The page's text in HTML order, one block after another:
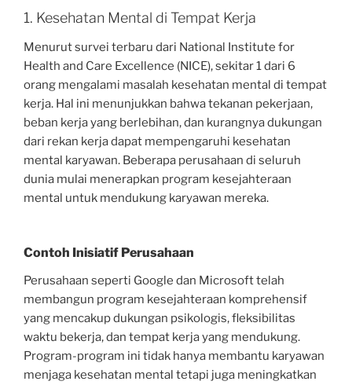
1. Kesehatan Mental di Tempat Kerja
Menurut survei terbaru dari National Institute for
Health and Care Excellence (NICE), sekitar 1 dari 6
orang mengalami masalah kesehatan mental di tempat
kerja. Hal ini menunjukkan bahwa tekanan pekerjaan,
beban kerja yang berlebihan, dan kurangnya dukungan
dari rekan kerja dapat mempengaruhi kesehatan
mental karyawan. Beberapa perusahaan di seluruh
dunia mulai menerapkan program kesejahteraan
mental untuk mendukung karyawan mereka.
Contoh Inisiatif Perusahaan
Perusahaan seperti Google dan Microsoft telah
membangun program kesejahteraan komprehensif
yang mencakup dukungan psikologis, fleksibilitas
waktu bekerja, dan tempat kerja yang mendukung.
Program-program ini tidak hanya membantu karyawan
menjaga kesehatan mental tetapi juga meningkatkan